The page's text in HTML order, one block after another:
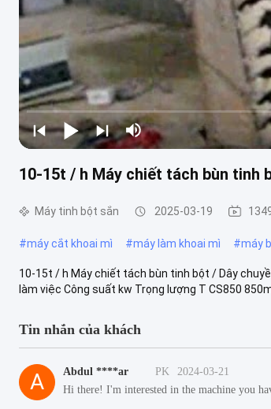
10-15t / h Máy chiết tách bùn tinh
Máy tinh bột sắn 2025-03-19
#máy cắt khoai mì #máy làm khoai mì #máy
10-15t / h Máy chiết tách bùn tinh bột / Dây
làm việc Công suất kw Trọng lượng T CS850
Tin nhắn của khách
A Abdul ****ar PK
2024-03-21
Hi there! I'm interested in the machine you